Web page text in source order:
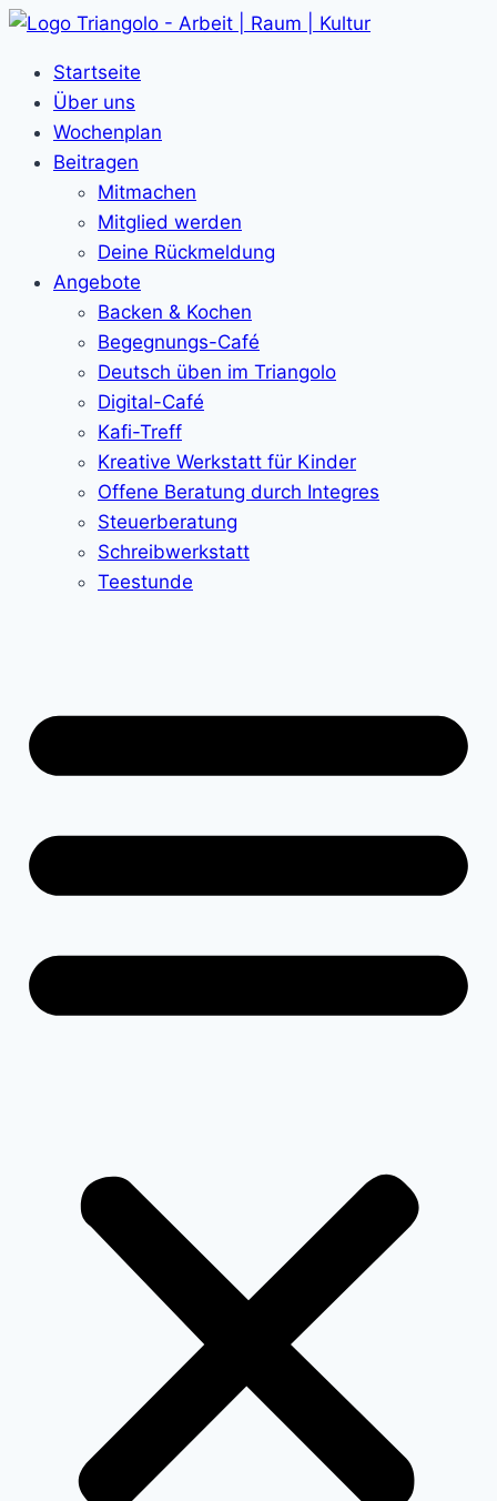
Zum
springenStartseite
Über uns
Wochenplan
Beitragen
Mitmachen
Mitglied werden
Deine Rückmeldung
Angebote
Backen & Kochen
Begegnungs-Café
Deutsch üben im Triangolo
Digital-Café
Kafi-Treff
Kreative Werkstatt für Kinder
Offene Beratung durch Integres
Steuerberatung
Schreibwerkstatt
Teestunde